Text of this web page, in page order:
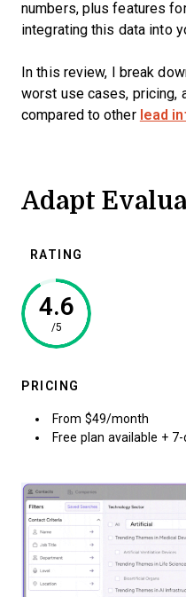
numbers, plus features
integrating this data into
In this review, I break
worst use cases, pricing,
compared to other lead
Adapt
RATING
4.6
/5
PRICING
From $49/month
Free plan available +